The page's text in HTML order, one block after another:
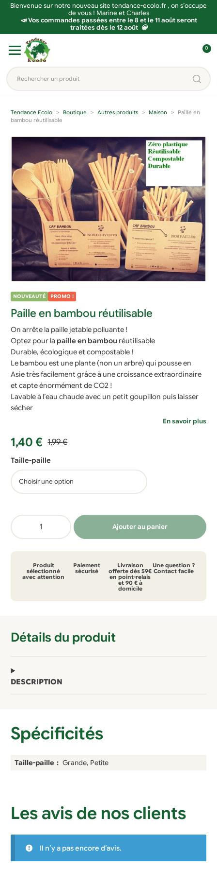
Bienvenue sur notre nouveau site tendance-ecolo.fr , on s’occupe
de vous ! Marine et Charles
📣 Vos commandes passées entre le 8 et le 11 août seront
traitées dès le 12 août 😀
navigation
contenu
Rechercher
un
produit...
o
n
o
n
0
Tendance Ecolo Boutique Autres produits Maison
Paille en
bambou réutilisable
NOUVEAUTÉ PROMO !
Paille en bambou réutilisable
On arrête la paille jetable polluante !
Optez pour la paille en bambou réutilisable
Durable, écologique et compostable !
Le bambou est une plante (non un arbre) qui pousse en
Asie très facilement grâce à une croissance extraordinaire
et capte énormément de CO2 !
Lavable à l’eau chaude avec un petit goupillon puis laisser
sécher
En savoir plus
1,99€
Le
prix
initial
était :
1,99 €.
1,40 €
Le
prix
actuel
est :
1,40 €.
Taille-paille
quantité
de
bambou
Ajouter au panier
Produit
sélectionné
avec attention
Paiement
sécurisé
Livraison
offerte dès 59€
en point-relais
et 90 € à
domicile
Une question ?
Contact facile
Détails du produit
DESCRIPTION
Spécificités
Taille-paille Grande, Petite
Les avis de nos clients
Il n’y a pas encore d’avis.